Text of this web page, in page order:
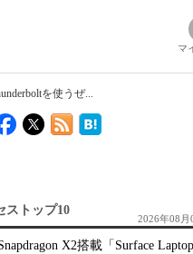
マ
を使うぜ...
ストップ10
2026年08月
X2搭載「Surface